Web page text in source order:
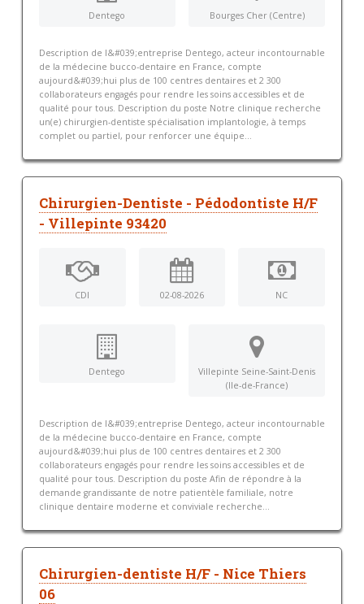
Dentego Bourges Cher (Centre)
Description de l&#039;entreprise Dentego, acteur incontournable
de la médecine bucco-dentaire en France, compte
aujourd&#039;hui plus de 100 centres dentaires et 2 300
collaborateurs engagés pour rendre les soins accessibles et de
qualité pour tous. Description du poste Notre clinique recherche
un(e) chirurgien-dentiste spécialisation implantologie, à temps
complet ou partiel, pour renforcer une équipe...
Chirurgien-Dentiste - Pédodontiste H/F
- Villepinte 93420
CDI 02-08-2026 NC
Dentego
Villepinte Seine-Saint-Denis
(Ile-de-France)
Description de l&#039;entreprise Dentego, acteur incontournable
de la médecine bucco-dentaire en France, compte
aujourd&#039;hui plus de 100 centres dentaires et 2 300
collaborateurs engagés pour rendre les soins accessibles et de
qualité pour tous. Description du poste Afin de répondre à la
demande grandissante de notre patientèle familiale, notre
clinique dentaire moderne et conviviale recherche...
Chirurgien-dentiste H/F - Nice Thiers
06